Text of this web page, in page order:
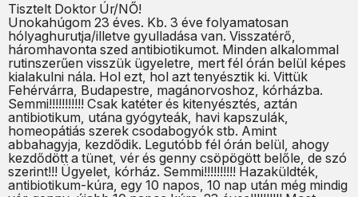
Tisztelt Doktor Úr/NŐ!
Unokahúgom 23 éves. Kb. 3 éve folyamatosan
hólyaghurutja/illetve gyulladása van. Visszatérő,
háromhavonta szed antibiotikumot. Minden alkalommal
rutinszerűen visszük ügyeletre, mert fél órán belül képes
kialakulni nála. Hol ezt, hol azt tenyésztik ki. Vittük
Fehérvárra, Budapestre, magánorvoshoz, kórházba.
Semmi!!!!!!!!!!! Csak katéter és kitenyésztés, aztán
antibiotikum, utána gyógyteák, havi kapszulák,
homeopátiás szerek csodabogyók stb. Amint
abbahagyja, kezdődik. Legutóbb fél órán belül, ahogy
kezdődött a tünet, vér és genny csöpögött belőle, de szó
szerint!!! Ügyelet, kórház. Semmi!!!!!!!!!! Hazaküldték,
antibiotikum-kúra, egy 10 napos, 10 nap után még mindig